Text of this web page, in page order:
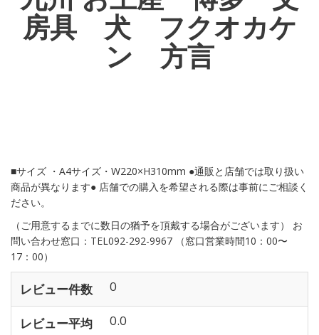
房具 犬 フクオカケ
ン 方言
■サイズ ・A4サイズ・W220×H310mm ●通販と店舗では取り扱い
商品が異なります● 店舗での購入を希望される際は事前にご相談く
ださい。
（ご用意するまでに数日の猶予を頂戴する場合がございます） お
問い合わせ窓口：TEL092-292-9967 （窓口営業時間10：00〜
17：00）
レビュー件数 0
レビュー平均 0.0